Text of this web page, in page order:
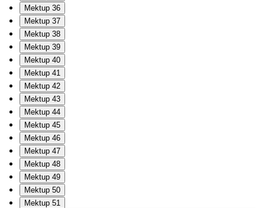
Mektup 36
Mektup 37
Mektup 38
Mektup 39
Mektup 40
Mektup 41
Mektup 42
Mektup 43
Mektup 44
Mektup 45
Mektup 46
Mektup 47
Mektup 48
Mektup 49
Mektup 50
Mektup 51